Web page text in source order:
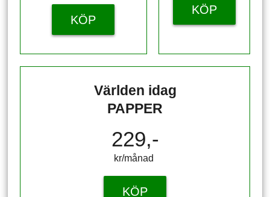
KÖP
KÖP
Världen idag
PAPPER
229,-
kr/månad ​​​​​​
KÖP